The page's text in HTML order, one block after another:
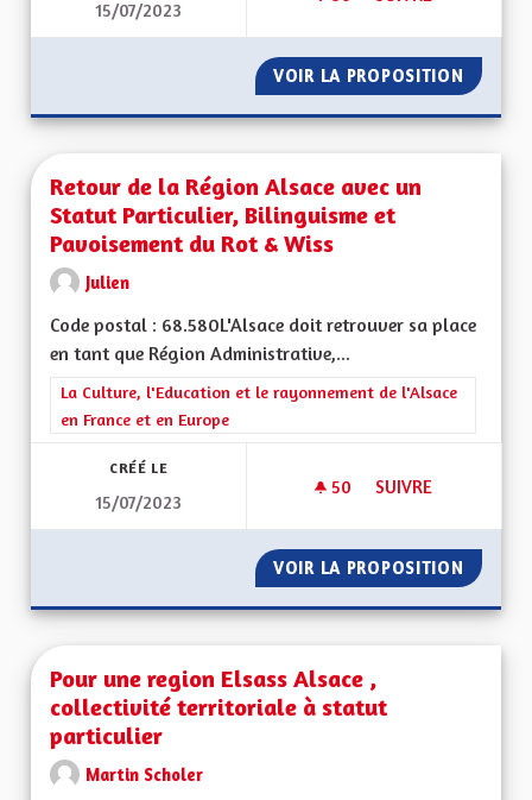
15/07/2023
VOIR LA PROPOSITION
Retour de la Région Alsace avec un
Statut Particulier, Bilinguisme et
Pavoisement du Rot & Wiss
Julien
Code postal : 68.580L'Alsace doit retrouver sa place
en tant que Région Administrative,...
Filtrer les résultats de la catégorie : La Culture, l'Education et
La Culture, l'Education et le rayonnement de l'Alsace
en France et en Europe
CRÉÉ LE
15/07/2023
50 50 ABONNÉS
SUIVRE
VOIR LA PROPOSITION
Pour une region Elsass Alsace ,
collectivité territoriale à statut
particulier
Martin Scholer